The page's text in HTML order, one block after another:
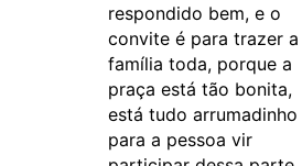
respondido bem, e o
convite é para trazer a
família toda, porque a
praça está tão bonita,
está tudo arrumadinho
para a pessoa vir